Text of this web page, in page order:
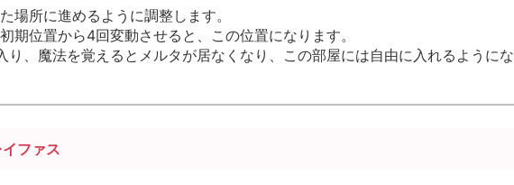
場所に進めるように調整します。
期位置から4回変動させると、この位置になります。
り、魔法を覚えるとメルタが居なくなり、この部屋には自由に入れるようにな
ファス